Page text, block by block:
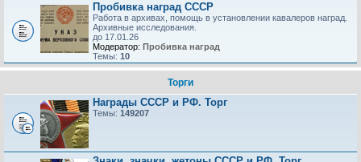
Пробивка наград СССР
Работа в архивах, помощь в установлении кавалеров наград.
Архивные исследования.
до 17.01.26
Модератор: Пробивка наград
Темы: 10
Торги
Награды СССР и РФ. Торг
Темы: 149207